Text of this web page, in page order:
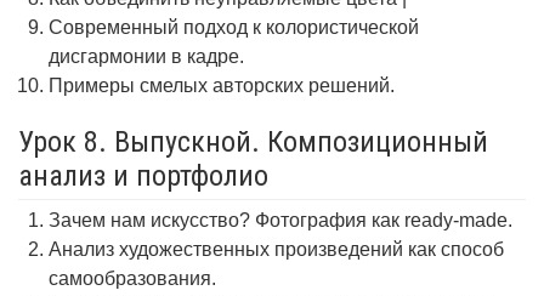
Современный подход к колористической
дисгармонии в кадре.
Примеры смелых авторских решений.
Урок 8. Выпускной. Композиционный
анализ и портфолио
Зачем нам искусство? Фотография как ready-made.
Анализ художественных произведений как способ
самообразования.